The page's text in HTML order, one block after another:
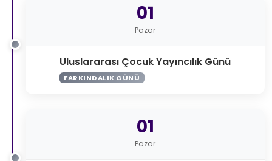
01
Pazar
Uluslararası Çocuk Yayıncılık Günü
FARKINDALIK GÜNÜ
01
Pazar